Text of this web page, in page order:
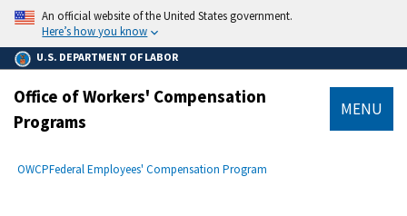
main
content
An official website of the United States government.
Here’s how you know
U.S. DEPARTMENT OF LABOR
Office of Workers' Compensation
Programs
MENU
Breadcrumb
OWCPFederal Employees' Compensation Program